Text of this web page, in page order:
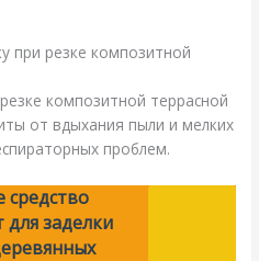
при резке композитной
композитной террасной
от вдыхания пыли и мелких
проблем.
средство
для заделки